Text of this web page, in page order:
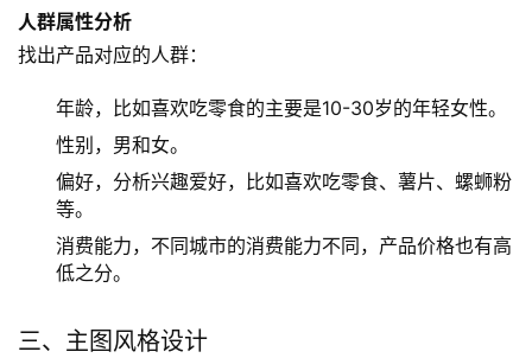
人群属性分析
找出产品对应的人群：
年龄，比如喜欢吃零食的主要是10-30岁的年轻女性。
性别，男和女。
偏好，分析兴趣爱好，比如喜欢吃零食、薯片、螺蛳粉
等。
消费能力，不同城市的消费能力不同，产品价格也有高
低之分。
三、主图风格设计